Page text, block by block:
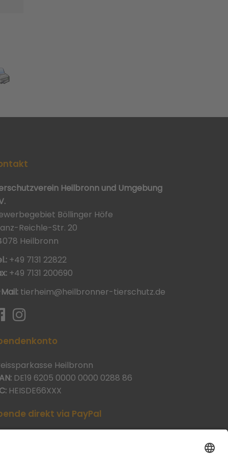
Heilbronn und Umgebung
Böllinger Höfe
Reichle-Str. 20
Heilbronn
+49 7131 22822
+49 7131 200690
tierheim@heilbronner-tierschutz.de
Heilbronn
DE19 6205 0000 0000 0288 86
HEISDE66XXX
direkt via PayPal